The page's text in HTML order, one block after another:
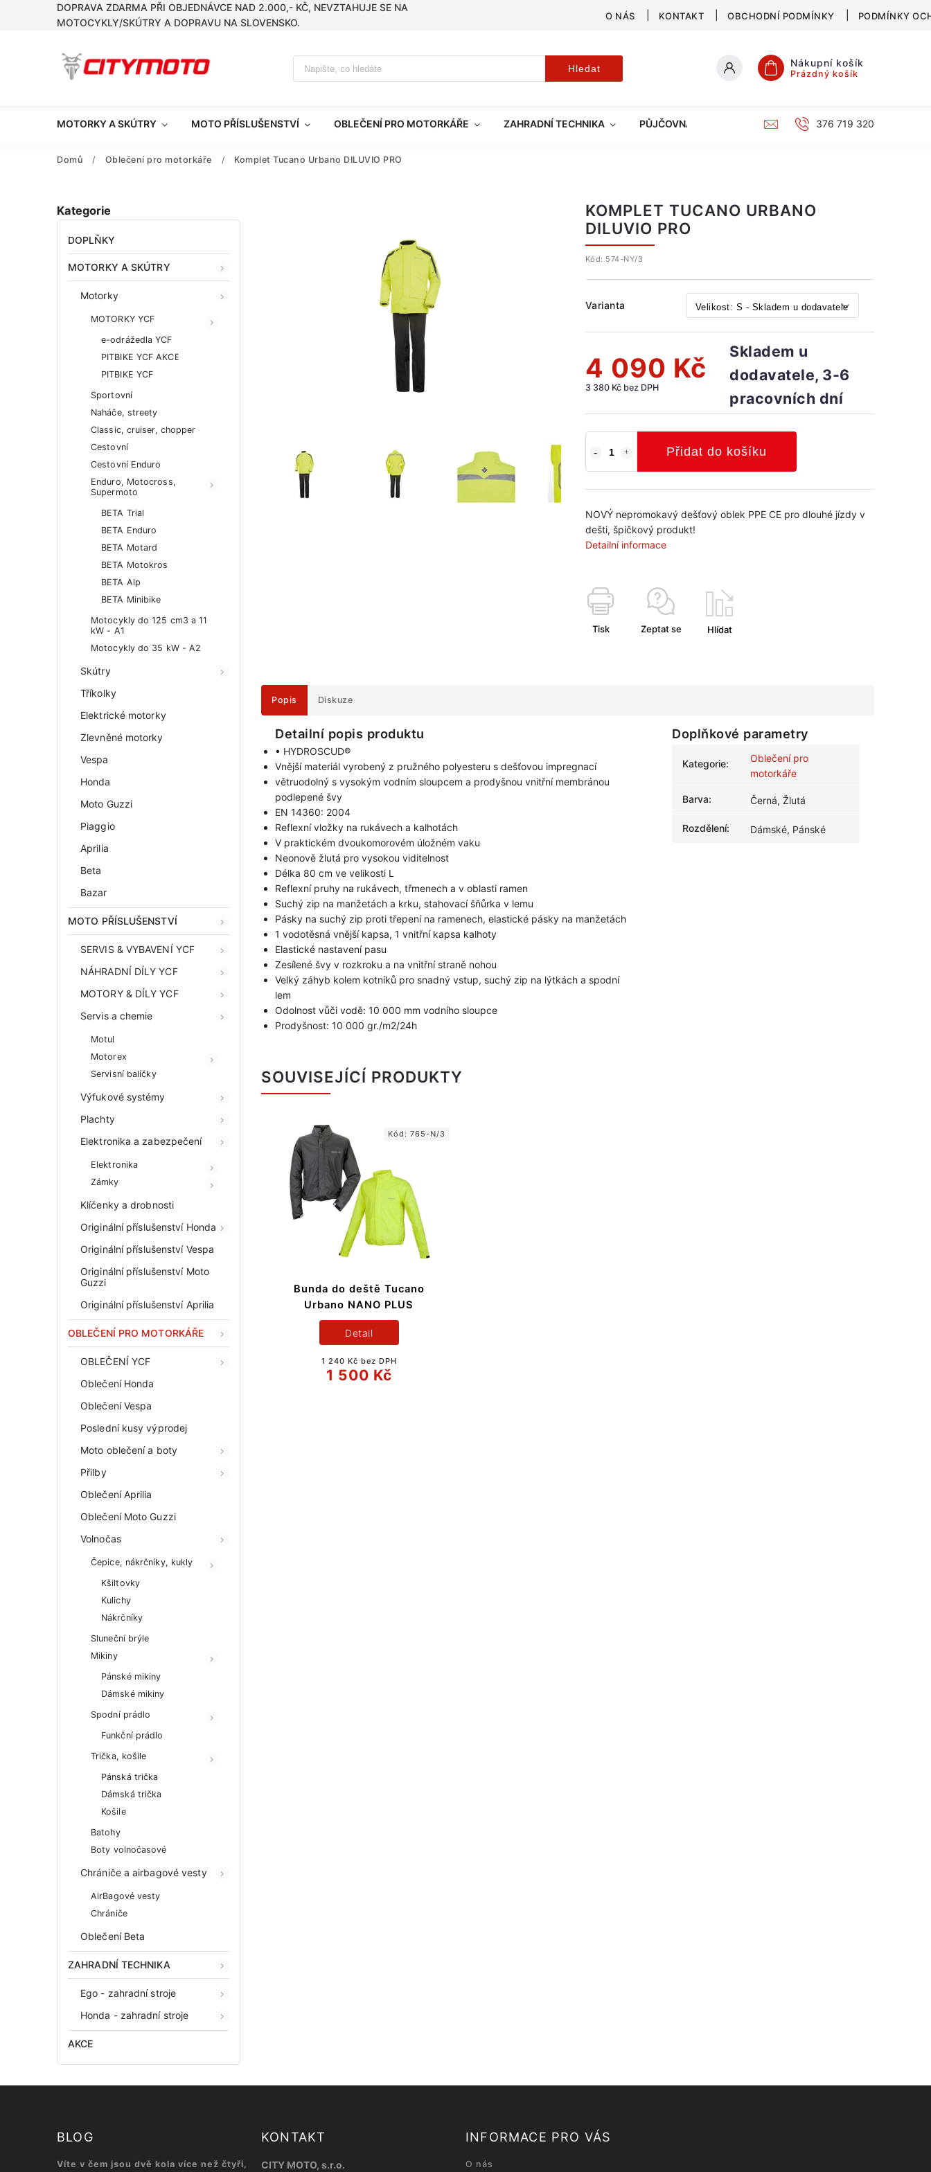
DOPRAVA ZDARMA PŘI OBJEDNÁVCE NAD 2.000,- KČ, NEVZTAHUJE SE NA
MOTOCYKLY/SKÚTRY A DOPRAVU NA SLOVENSKO.
O NÁS KONTAKT OBCHODNÍ PODMÍNKY PODMÍNKY
Hledat Nákupní košík
Prázdný košík
MOTORKY A SKÚTRY MOTO PŘÍSLUŠENSTVÍ OBLEČENÍ PRO MOTORKÁŘE ZAHRADNÍ TECHNIKA PŮJČOVNA KATALOG376 719 320
Domů / Oblečení pro motorkáře / Komplet Tucano Urbano DILUVIO PRO
Kategorie
DOPLŇKY
MOTORKY A SKÚTRY
Motorky
MOTORKY YCF
e-odrážedla YCF
PITBIKE YCF AKCE
PITBIKE YCF
Sportovní
Naháče, streety
Classic, cruiser, chopper
Cestovní
Cestovní Enduro
Enduro, Motocross,
Supermoto
BETA Trial
BETA Enduro
BETA Motard
BETA Motokros
BETA Alp
BETA Minibike
Motocykly do 125 cm3 a 11
kW - A1
Motocykly do 35 kW - A2
Skútry
Tříkolky
Elektrické motorky
Zlevněné motorky
Vespa
Honda
Moto Guzzi
Piaggio
Aprilia
Beta
Bazar
MOTO PŘÍSLUŠENSTVÍ
SERVIS & VYBAVENÍ YCF
NÁHRADNÍ DÍLY YCF
MOTORY & DÍLY YCF
Servis a chemie
Motul
Motorex
Servisní balíčky
Výfukové systémy
Plachty
Elektronika a zabezpečení
Elektronika
Zámky
Klíčenky a drobnosti
Originální příslušenství Honda
Originální příslušenství Vespa
Originální příslušenství Moto
Guzzi
Originální příslušenství Aprilia
OBLEČENÍ PRO MOTORKÁŘE
OBLEČENÍ YCF
Oblečení Honda
Oblečení Vespa
Poslední kusy výprodej
Moto oblečení a boty
Přilby
Oblečení Aprilia
Oblečení Moto Guzzi
Volnočas
Čepice, nákrčníky, kukly
Kšiltovky
Kulichy
Nákrčníky
Sluneční brýle
Mikiny
Pánské mikiny
Dámské mikiny
Spodní prádlo
Funkční prádlo
Trička, košile
Pánská trička
Dámská trička
Košile
Batohy
Boty volnočasové
Chrániče a airbagové vesty
AirBagové vesty
Chrániče
Oblečení Beta
ZAHRADNÍ TECHNIKA
Ego - zahradní stroje
Honda - zahradní stroje
AKCE
KOMPLET TUCANO URBANO
DILUVIO PRO
Kód: 574-NY/3
Varianta
4 090 Kč
3 380 Kč bez DPH
Skladem u
dodavatele, 3-6
pracovních dní
Přidat do košíku
NOVÝ nepromokavý dešťový oblek PPE CE pro dlouhé jízdy v
dešti, špičkový produkt!
Detailní informace
Tisk Zeptat se Hlídat
Popis Diskuze
Detailní popis produktu
• HYDROSCUD®
Vnější materiál vyrobený z pružného polyesteru s dešťovou impregnací
větruodolný s vysokým vodním sloupcem a prodyšnou vnitřní membránou
podlepené švy
EN 14360: 2004
Reflexní vložky na rukávech a kalhotách
V praktickém dvoukomorovém úložném vaku
Neonově žlutá pro vysokou viditelnost
Délka 80 cm ve velikosti L
Reflexní pruhy na rukávech, třmenech a v oblasti ramen
Suchý zip na manžetách a krku, stahovací šňůrka v lemu
Pásky na suchý zip proti třepení na ramenech, elastické pásky na manžetách
1 vodotěsná vnější kapsa, 1 vnitřní kapsa kalhoty
Elastické nastavení pasu
Zesílené švy v rozkroku a na vnitřní straně nohou
Velký záhyb kolem kotníků pro snadný vstup, suchý zip na lýtkách a spodní
lem
Odolnost vůči vodě: 10 000 mm vodního sloupce
Prodyšnost: 10 000 gr./m2/24h
Doplňkové parametry
Kategorie:
Oblečení pro
motorkáře
Barva: Černá, Žlutá
Rozdělení: Dámské, Pánské
SOUVISEJÍCÍ PRODUKTY
Bunda do deště Tucano
Urbano NANO PLUS
1 240 Kč bez DPH
1 500 Kč
Detail
Kód: 765-N/3
BLOG
Víte v čem jsou dvě kola více než čtyři,
KONTAKT
CITY MOTO, s.r.o.
INFORMACE PRO VÁS
O nás